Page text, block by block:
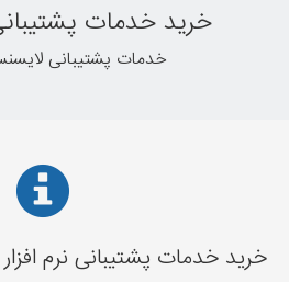
خرید خدمات
خدمات پشتیبانی
خرید خدمات پشتیبانی نرم